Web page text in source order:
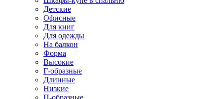
Детские
Офисные
Для книг
Для одежды
На балкон
Форма
Высокие
Г-образные
Длинные
Низкие
П-образные